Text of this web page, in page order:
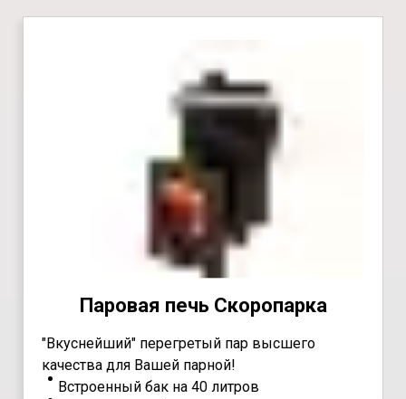
Паровая печь Скоропарка
"Вкуснейший" перегретый пар высшего
качества для Вашей парной!
Встроенный бак на 40 литров